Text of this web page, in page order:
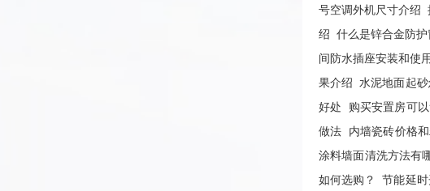
号空调外机尺寸介绍
绍
什么是锌合金防
间防水插座安装和使
果介绍
水泥地面起砂
好处
购买安置房可
做法
内墙瓷砖价格
涂料墙面清洗方法有
如何选购？
节能延